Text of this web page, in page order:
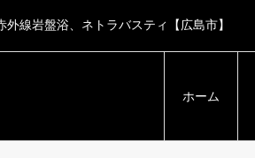
線岩盤浴、ネトラバスティ【広島市】
ホーム